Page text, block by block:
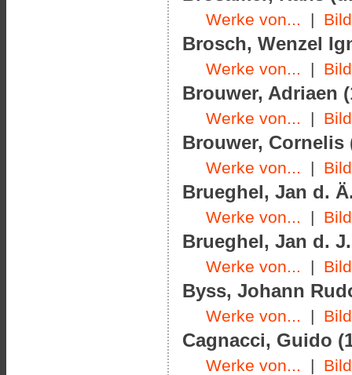
Werke von... |
Brosch, Wenzel
Werke von... |
Brouwer, Adriaen
Werke von... |
Brouwer, Cornelis
Werke von... |
Brueghel, Jan d.
Werke von... |
Brueghel, Jan d.
Werke von... |
Byss, Johann
Werke von... |
Cagnacci, Guido
Werke von... |